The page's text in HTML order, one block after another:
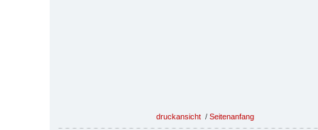
druckansicht / Seitenanfang